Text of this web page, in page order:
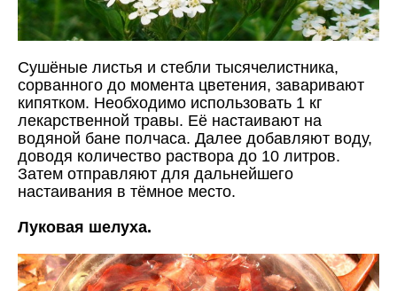
Сушёные листья и стебли тысячелистника,
сорванного до момента цветения, заваривают
кипятком. Необходимо использовать 1 кг
лекарственной травы. Её настаивают на
водяной бане полчаса. Далее добавляют воду,
доводя количество раствора до 10 литров.
Затем отправляют для дальнейшего
настаивания в тёмное место.
Луковая шелуха.